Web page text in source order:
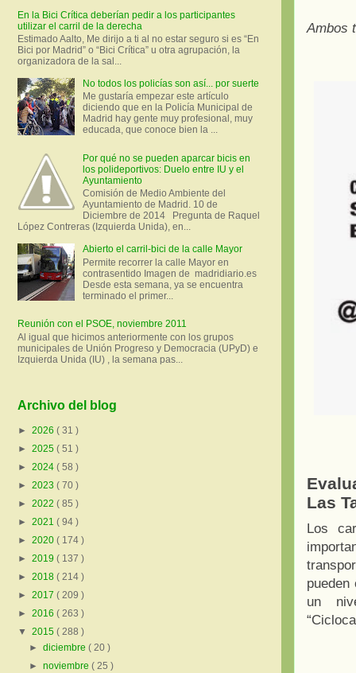
Ambos
Las
Los
un
En la Bici Crítica deberían pedir a los participantes
utilizar el carril de la derecha
Estimado Aalto, Me dirijo a ti al no estar seguro si es “En
Bici por Madrid” o “Bici Crítica” u otra agrupación, la
organizadora de la sal...
No todos los policías son así... por suerte
Me gustaría empezar este artículo
diciendo que en la Policía Municipal de
Madrid hay gente muy profesional, muy
educada, que conoce bien la ...
Por qué no se pueden aparcar bicis en
los polideportivos: Duelo entre IU y el
Ayuntamiento
Comisión de Medio Ambiente del
Ayuntamiento de Madrid. 10 de
Diciembre de 2014 Pregunta de Raquel
López Contreras (Izquierda Unida), en...
Abierto el carril-bici de la calle Mayor
Permite recorrer la calle Mayor en
contrasentido Imagen de madridiario.es
Desde esta semana, ya se encuentra
terminado el primer...
Reunión con el PSOE, noviembre 2011
Al igual que hicimos anteriormente con los grupos
municipales de Unión Progreso y Democracia (UPyD) e
Izquierda Unida (IU) , la semana pas...
Archivo del blog
► 2026 ( 31 )
► 2025 ( 51 )
► 2024 ( 58 )
► 2023 ( 70 )
► 2022 ( 85 )
► 2021 ( 94 )
► 2020 ( 174 )
► 2019 ( 137 )
► 2018 ( 214 )
► 2017 ( 209 )
► 2016 ( 263 )
▼ 2015 ( 288 )
►diciembre( 20 )
►noviembre( 25 )